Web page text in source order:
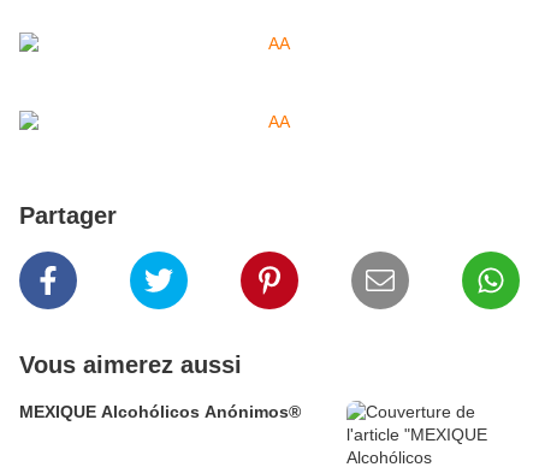
Partager
Vous aimerez aussi
MEXIQUE Alcohólicos Anónimos®